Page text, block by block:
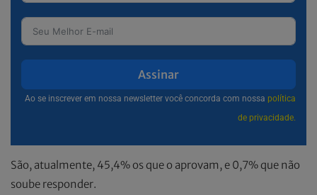
Assinar
Ao se inscrever em nossa newsletter você concorda com nossa política
de privacidade.
São, atualmente, 45,4% os que o aprovam, e 0,7% que não
soube responder.